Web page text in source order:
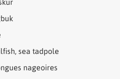
sea tadpole
nageoires